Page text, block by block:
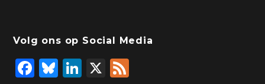
Volg ons op Social Media
F
Bl
Li X